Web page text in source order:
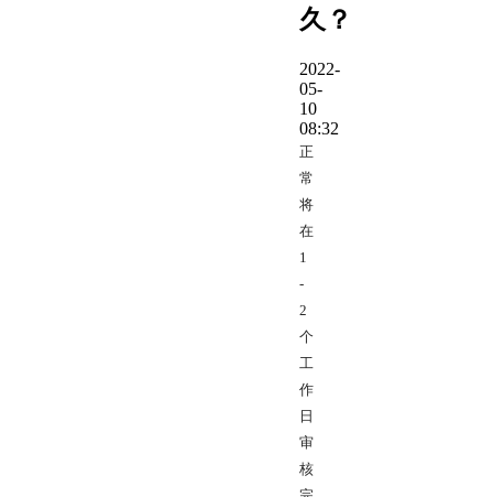
久？
2022-
05-
10
08:32
正
常
将
在
1
-
2
个
工
作
日
审
核